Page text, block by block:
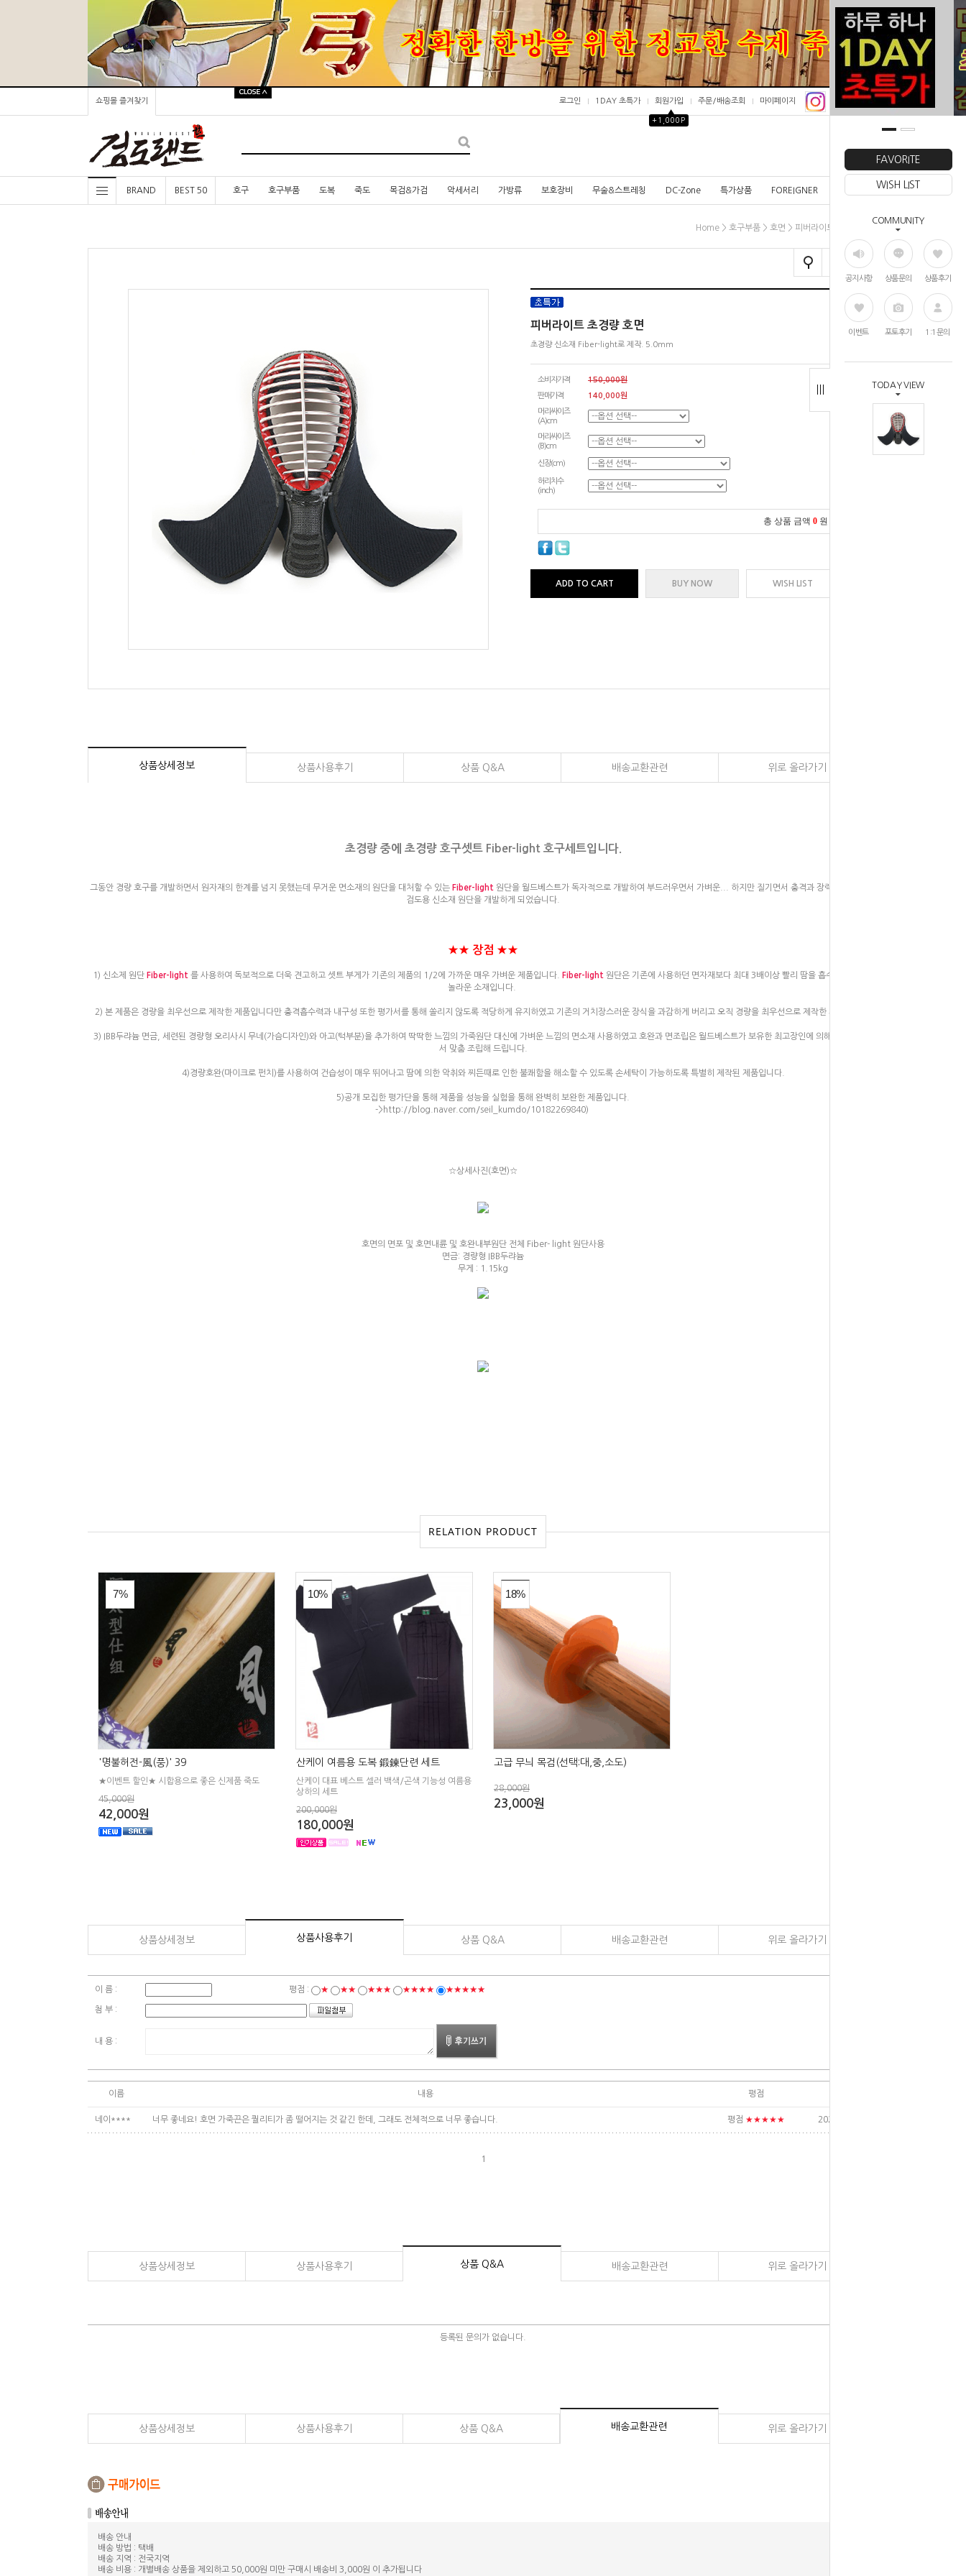
FAVORITE
WISH LIST
COMMUNITY
공지사항 상품문의 상품후기
이벤트 포토후기 1:1문의
TODAY VIEW
쇼핑몰 즐겨찾기 로그인 1DAY 초특가 회원가입
▲
+1,000P
주문/배송조회 마이페이지
BRAND BEST 50 호구 호구부품 도복 죽도 목검&가검 악세서리 가방류 보호장비 무술&스트레칭 DC-Zone 특가상품 FOREIGNER
Home > 호구부품 > 호면 > 피버라이트 초경량 호면
피버라이트 초경량 호면
초경량 신소재 Fiber-light로 제작. 5.0mm
소비자가격
150,000원
판매가격
140,000원
머리싸이즈
(A)cm
머리싸이즈
(B)cm
신장(cm)
허리치수
(inch)
총 상품 금액 0 원
ADD TO CART BUY NOW WISH LIST
상품상세정보 상품사용후기 상품 Q&A 배송교환관련 위로 올라가기
초경량 중에 초경량 호구셋트 Fiber-light 호구세 트입니다.
그동안 경량 호구를 개발하면서 원자재의 한계를 넘지 못했는데 무거운 면소재의 원단을 대처할 수 있는 Fiber-light 원단을 월드베스트가 독자적으로 개발하여 부드러우면서 가벼운... 하지만 질기면서 충격과 장력이 매우 강한
검도용 신소재 원단을 개발하게 되었습니다.
★★ 장점 ★★
1) 신소제 원단 Fiber-light 를 사용하여 독보적으로 더욱 견고하고 셋트 부게가 기존의 제품의 1/2에 가까운 매우 가벼운 제품입니다. Fiber-light 원단은 기존에 사용하던 면자재보다 최대 3배이상 빨리 땀을 흡수하고 마르는
놀라운 소재입니다.
2) 본 제품은 경량을 최우선으로 제작한 제품입니다만 충격흡수력과 내구성 또한 평가서를 통해 쏠리지 않도록 적당하게 유지하였고 기존의 거치장스러운 장식을 과감하게 버리고 오직 경량을 최우선으로 제작한 제품입니다.
3) IBB두랴늄 면금, 세련된 경량형 오리사시 무네(가슴디자인)와 아고(턱부분)을 추가하여 딱딱한 느낌의 가죽원단 대신에 가벼운 느낌의 면소재 사용하였고 호완과 면조립은 월드베스트가 보유한 최고장인에 의해 직접 국내에
서 맞춤 조립해 드립니다.
4)경량호완(마이크로 펀치)를 사용하여 건습성이 매우 뛰어나고 땀에 의한 악취와 찌든때로 인한 불쾌함을 해소할 수 있도록 손세탁이 가능하도록 특별히 제작된 제품입니다.
5)공개 모집한 평가단을 통해 제품을 성능을 실험을 통해 완벽히 보완한 제품입니다.
-> http://blog.naver.com/seil_kumdo/10182269840)
☆상세사진(호면)☆
호면의 면포 및 호면내륜 및 호완내부원단 전체 Fiber- light 원단사용
면금: 경량형 IBB두랴늄
무게 : 1.15kg
RELATION PRODUCT
7%
'명불허전-風(풍)' 39
★이벤트 할인★ 시합용으로 좋은 신제품 죽도
45,000원
42,000원
10%
산케이 여름용 도복 鍛鍊단련 세트
산케이 대표 베스트 셀러 백색/곤색 기능성 여름용
상하의 세트
200,000원
180,000원
18%
고급 무늬 목검(선택:대,중,소도)
28,000원
23,000원
상품상세정보 상품사용후기 상품 Q&A 배송교환관련 위로 올라가기
이 름 : 평점 : ★ ★★ ★★★ ★★★★ ★★★★★
첨 부 :
내 용 :
이름 내용 평점
네이**** 너무 좋네요! 호면 가죽끈은 퀄리티가 좀 떨어지는 것 같긴 한데, 그래도 전체적으로 너무 좋습니다. 평점 ★★★★★ 2025/02/01
1
상품상세정보 상품사용후기 상품 Q&A 배송교환관련 위로 올라가기
등록된 문의가 없습니다.
상품상세정보 상품사용후기 상품 Q&A 배송교환관련 위로 올라가기
배송 안내
배송 방법 : 택배
배송 지역 : 전국지역
배송 비용 : 개별배송 상품을 제외하고 50,000원 미만 구매시 배송비 3,000원 이 추가됩니다